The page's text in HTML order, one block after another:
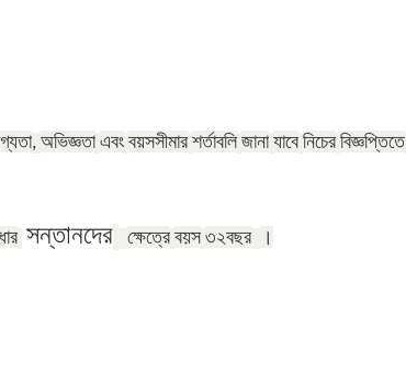
, অভিজ্ঞতা এবং বয়সসীমার শর্তাবলি জানা যাবে নিচের বিজ্ঞপ্তিতে
সন্তানদের ক্ষেত্রে বয়স ৩২বছর ।